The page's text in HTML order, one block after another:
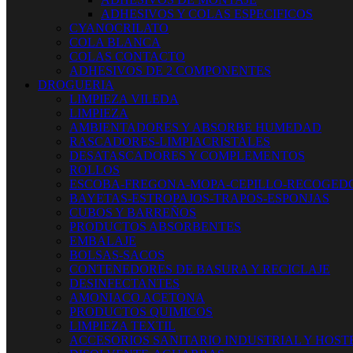
ADHESIVOS Y COLAS ESPECIFICOS
CYANOCRILATO
COLA BLANCA
COLAS CONTACTO
ADHESIVOS DE 2 COMPONENTES
DROGUERIA
LIMPIEZA VILEDA
LIMPIEZA
AMBIENTADORES Y ABSORBE HUMEDAD
RASCADORES-LIMPIACRISTALES
DESATASCADORES Y COMPLEMENTOS
ROLLOS
ESCOBA-FREGONA-MOPA-CEPILLO-
BAYETAS-ESTROPAJOS-TRAPOS-ESPONJAS
CUBOS Y BARREÑOS
PRODUCTOS ABSORBENTES
EMBALAJE
BOLSAS-SACOS
CONTENEDORES DE BASURA Y RECICLAJE
DESINFECTANTES
AMONIACO ACETONA
PRODUCTOS QUIMICOS
LIMPIEZA TEXTIL
ACCESORIOS SANITARIO INDUSTRIAL Y